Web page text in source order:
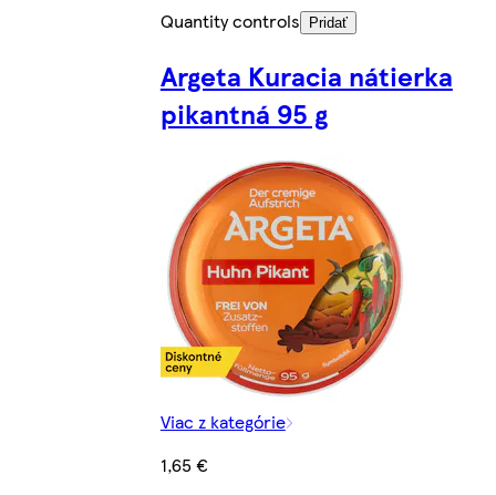
Quantity controls
Pridať
Argeta Kuracia nátierka
pikantná 95 g
Viac z kategórie
1,65 €